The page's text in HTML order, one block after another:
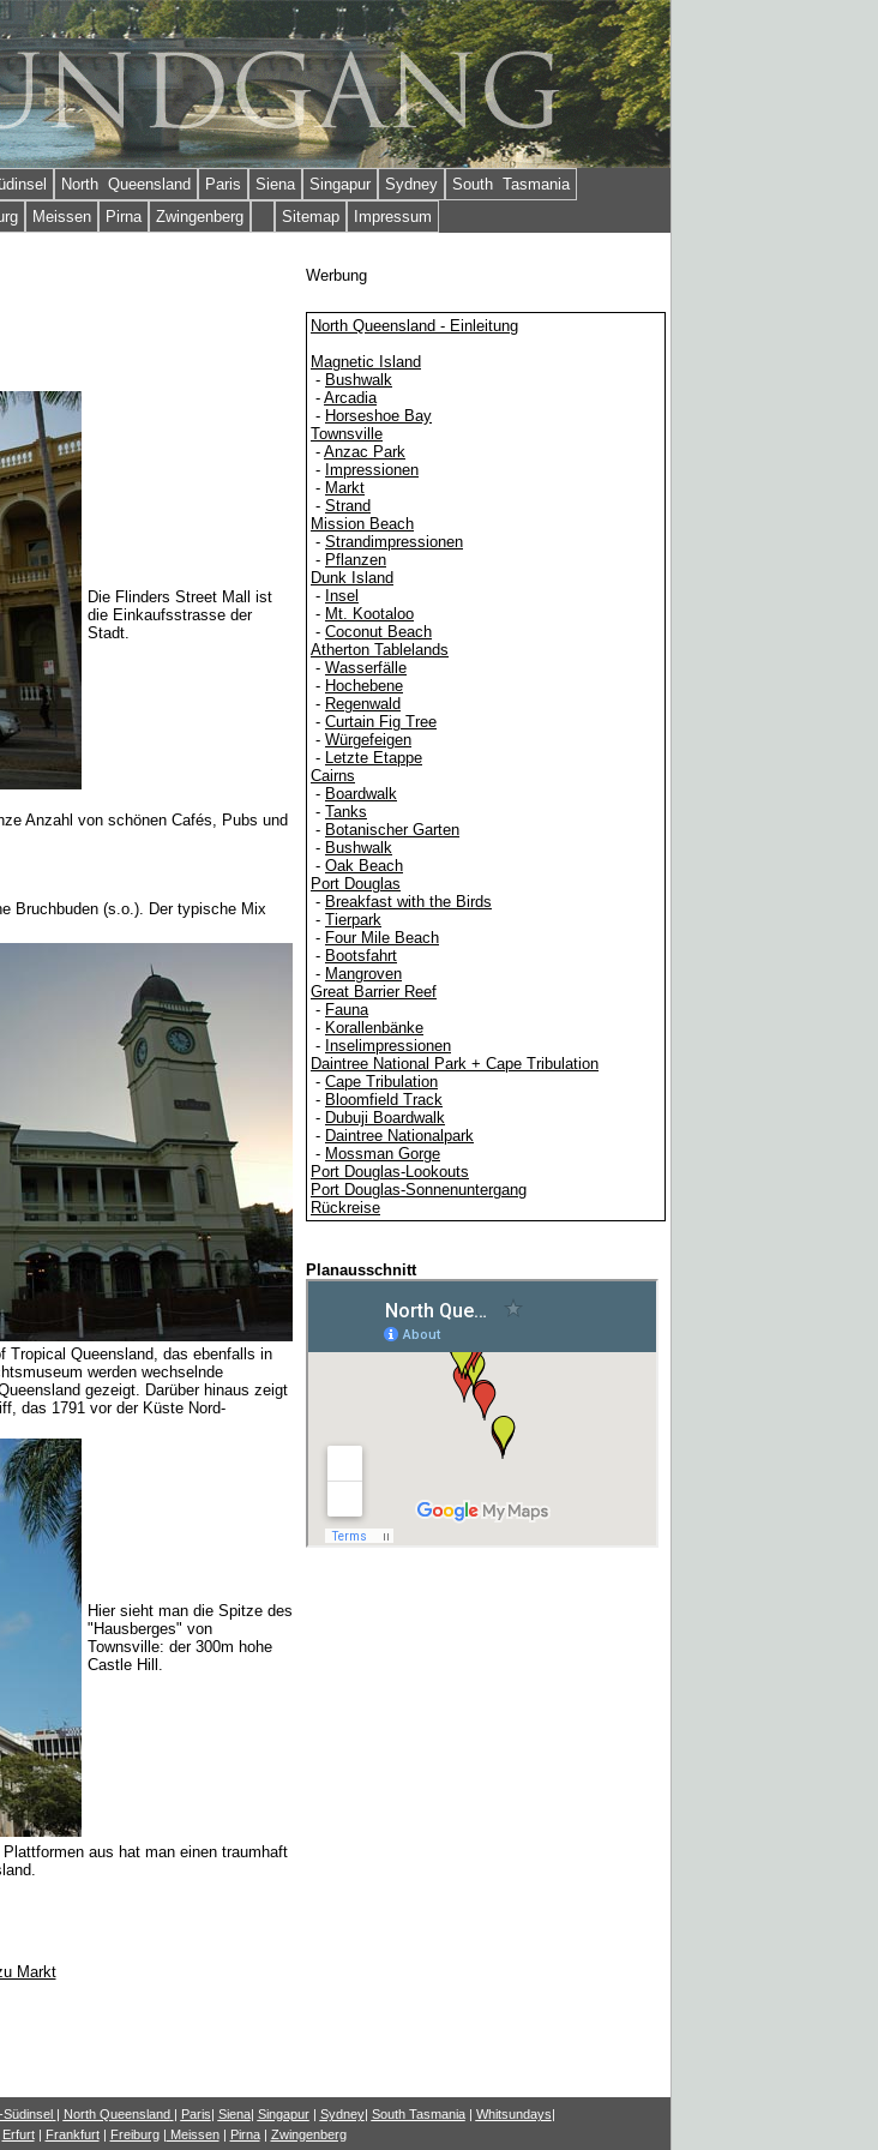
North Queensland Paris Siena Singapur Sydney
South Tasmania
Meissen Pirna Zwingenberg Sitemap Impressum
Werbung
North Queensland - Einleitung
Magnetic Island
- Bushwalk
- Arcadia
- Horseshoe Bay
Townsville
- Anzac Park
- Impressionen
- Markt
- Strand
Mission Beach
- Strandimpressionen
- Pflanzen
Dunk Island
- Insel
- Mt. Kootaloo
- Coconut Beach
Atherton Tablelands
- Wasserfälle
- Hochebene
- Regenwald
- Curtain Fig Tree
- Würgefeigen
- Letzte Etappe
Cairns
- Boardwalk
- Tanks
- Botanischer Garten
- Bushwalk
- Oak Beach
Port Douglas
- Breakfast with the Birds
- Tierpark
- Four Mile Beach
- Bootsfahrt
- Mangroven
Great Barrier Reef
- Fauna
- Korallenbänke
- Inselimpressionen
Daintree National Park + Cape Tribulation
- Cape Tribulation
- Bloomfield Track
- Dubuji Boardwalk
- Daintree Nationalpark
- Mossman Gorge
Port Douglas-Lookouts
Port Douglas-Sonnenuntergang
Rückreise
Planausschnitt
Die Flinders Street Mall ist
die Einkaufsstrasse der
Stadt.
Anzahl von schönen Cafés, Pubs und
Bruchbuden (s.o.). Der typische Mix
Queensland, das ebenfalls in
werden wechselnde
gezeigt. Darüber hinaus zeigt
das 1791 vor der Küste Nord-
Hier sieht man die Spitze des
"Hausberges" von
Townsville: der 300m hohe
Castle Hill.
aus hat man einen traumhaft
Markt
Südinsel | North Queensland | Paris| Siena| Singapur| Sydney| South Tasmania| Whitsundays|
Erfurt| Frankfurt| Freiburg| Meissen| Pirna| Zwingenberg